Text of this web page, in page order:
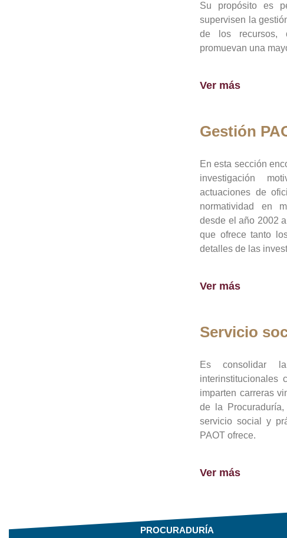
Su propósito es
supervisen la
de los recursos,
promuevan una
Ver más
Gestión
En esta sección
investigación
actuaciones de
normatividad en
desde el año 2002
que ofrece tanto
detalles de las
Ver más
Servicio
Es consolidar
interinstitucionales
imparten carreras
de la
servicio social y
PAOT ofrece.
Ver más
PROCURADURÍA